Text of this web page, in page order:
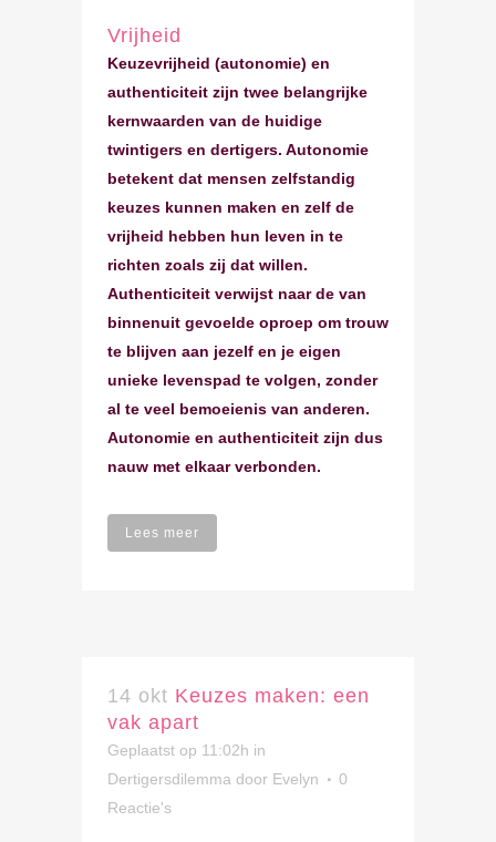
Vrijheid
Keuzevrijheid (autonomie) en
authenticiteit zijn twee belangrijke
kernwaarden van de huidige
twintigers en dertigers. Autonomie
betekent dat mensen zelfstandig
keuzes kunnen maken en zelf de
vrijheid hebben hun leven in te
richten zoals zij dat willen.
Authenticiteit verwijst naar de van
binnenuit gevoelde oproep om trouw
te blijven aan jezelf en je eigen
unieke levenspad te volgen, zonder
al te veel bemoeienis van anderen.
Autonomie en authenticiteit zijn dus
nauw met elkaar verbonden.
Lees meer
14 okt Keuzes maken: een
vak apart
Geplaatst op 11:02h in
Dertigersdilemma door Evelyn
0
Reactie's